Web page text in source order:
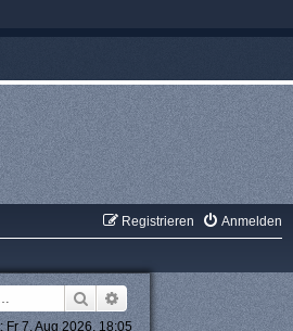
Anmelden
Registrieren
Suche Erweiterte Suche
Fr 7. Aug 2026, 18:05